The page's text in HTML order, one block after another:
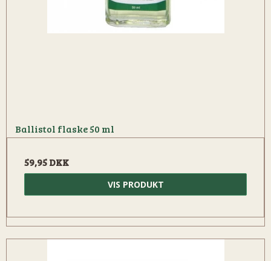
Ballistol flaske 50 ml
59,95 DKK
VIS PRODUKT